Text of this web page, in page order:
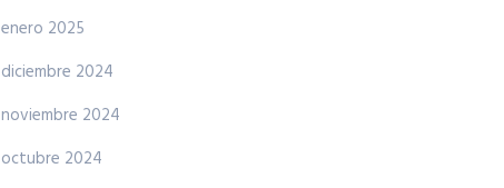
enero 2025
diciembre 2024
noviembre 2024
octubre 2024